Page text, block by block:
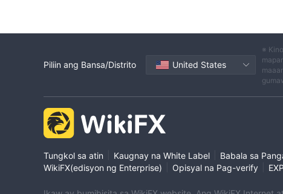
Piliin ang Bansa/Distrito United States
※
Tungkol sa atin Kaugnay na White Label Babala sa
WikiFX(edisyon ng Enterprise)
Opisyal na Pag-verify